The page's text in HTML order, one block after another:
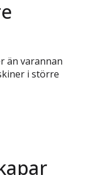
än varannan
i större